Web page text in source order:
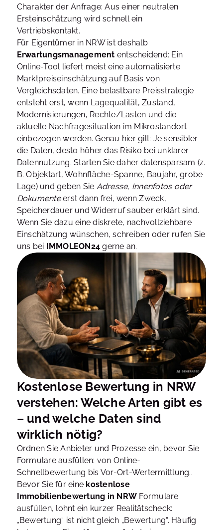
Charakter der Anfrage: Aus einer neutralen
Ersteinschätzung wird schnell ein
Vertriebskontakt.
Für Eigentümer in NRW ist deshalb
Erwartungsmanagement entscheidend: Ein
Online-Tool liefert meist eine automatisierte
Marktpreiseinschätzung auf Basis von
Vergleichsdaten. Eine belastbare Preisstrategie
entsteht erst, wenn Lagequalität, Zustand,
Modernisierungen, Rechte/Lasten und die
aktuelle Nachfragesituation im Mikrostandort
einbezogen werden. Genau hier gilt: Je sensibler
die Daten, desto höher das Risiko bei unklarer
Datennutzung. Starten Sie daher datensparsam (z.
B. Objektart, Wohnfläche-Spanne, Baujahr, grobe
Lage) und geben Sie Adresse, Innenfotos oder
Dokumenteerst dann frei, wenn Zweck,
Speicherdauer und Widerruf sauber erklärt sind.
Wenn Sie dazu eine diskrete, nachvollziehbare
Einschätzung wünschen, schreiben oder rufen Sie
uns bei IMMOLEON24 gerne an.
Kostenlose Bewertung in NRW
verstehen: Welche Arten gibt es
– und welche Daten sind
wirklich nötig?
Ordnen Sie Anbieter und Prozesse ein, bevor Sie
Formulare ausfüllen: von Online-
Schnellbewertung bis Vor-Ort-Wertermittlung..
Bevor Sie für eine kostenlose
Immobilienbewertung in NRW Formulare
ausfüllen, lohnt ein kurzer Realitätscheck:
„Bewertung“ ist nicht gleich „Bewertung“. Häufig